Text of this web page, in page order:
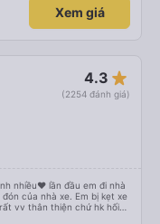
chuẩn tuyến. Nếu xét
lệch với thực tế
Xem giá
4.3 star_rate
(2254 đánh giá)
nhiều❤️ lần đầu em đi nhà
của nhà xe. Em bị kẹt xe
vv thân thiện chứ hk hối